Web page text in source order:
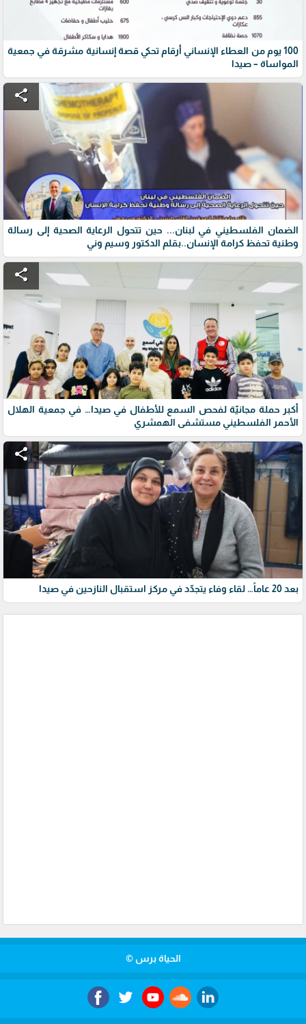
100 يوم من العطاء الإنساني أرقام تحكي قصة إنسانية مشرقة في جمعية
المواساة – صيدا
share
الضمان الفلسطيني في لبنان... حين تتحول الرعاية الصحية إلى رسالة
وطنية تحفظ كرامة الإنسان..بقلم الدكتور وسيم وني
share
أكبر حملة مجانيّة لفحص السمع للأطفال في صيدا… في جمعية الهلال
الأحمر الفلسطيني مستشفى الهمشري
share
بعد 20 عاماً… لقاء وفاء يتجدّد في مركز استقبال النازحين في صيدا
الحياة برس ©